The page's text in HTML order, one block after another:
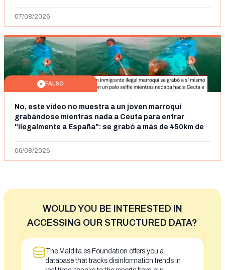
07/08/2026
FALSO
No, este vídeo no muestra a un joven marroquí
grabándose mientras nada a Ceuta para entrar
"ilegalmente a España": se grabó a más de 450km de
06/08/2026
WOULD YOU BE INTERESTED IN
ACCESSING OUR STRUCTURED DATA?
The Maldita.es Foundation offers you a
database that tracks disinformation trends in